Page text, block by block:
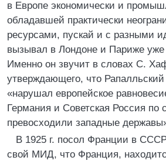
в Европе экономически и
обладавшей практически
ресурсами, пускай и с разными
вызывал в Лондоне и Париже
Именно он звучит в словах С.
утверждающего, что Рапалльский
«нарушал европейское
Германия и Советская Россия по
превосходили западные
В 1925 г. посол Франции в
свой МИД, что Франция,